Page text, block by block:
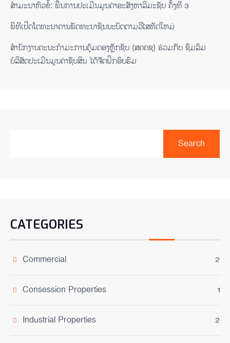
ສຳມະນາຫົວຂໍ້: ພື້ນການປະເມີນມູນຄ່າອະສັງຫາລິມະຊັບ ຄັ້ງທີ 3
ພິ​ທີ​ເປີດ​ໂຕ​ທະ​ນາ​ຄານ​ພັດ​ທະ​ນາ​ຊົນ​ນະ​ບົດ​ຕາມ​ວິ​ໄສ​ທັດ​ໃຫມ່
ສໍານັກງານຄະນະກໍາມະການຄຸ້ມຄອງຫຼັກຊັບ (ສຄຄຊ) ຮ່ວມກັບ ຊົມລົມ
ບໍລິສັດປະເມີນມູນຄ່າຊັບສິນ ໄດ້ຈັດຝຶກອົບຮົມ
Search
CATEGORIES
Commercial 2
Consession Properties 1
Industrial Properties 2